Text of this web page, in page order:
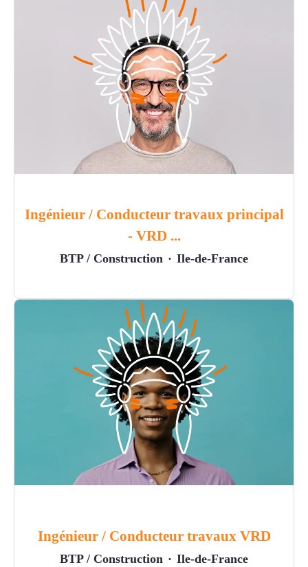
Ingénieur / Conducteur travaux principal
- VRD ...
BTP / Construction · Ile-de-France
Ingénieur / Conducteur travaux VRD
BTP / Construction · Ile-de-France